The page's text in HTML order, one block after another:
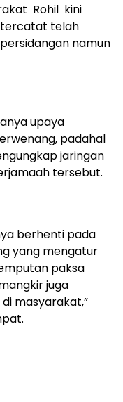
Rohil kini
tercatat telah
namun
upaya
padahal
jaringan
tersebut.
berhenti pada
yang mengatur
paksa
juga
masyarakat,”